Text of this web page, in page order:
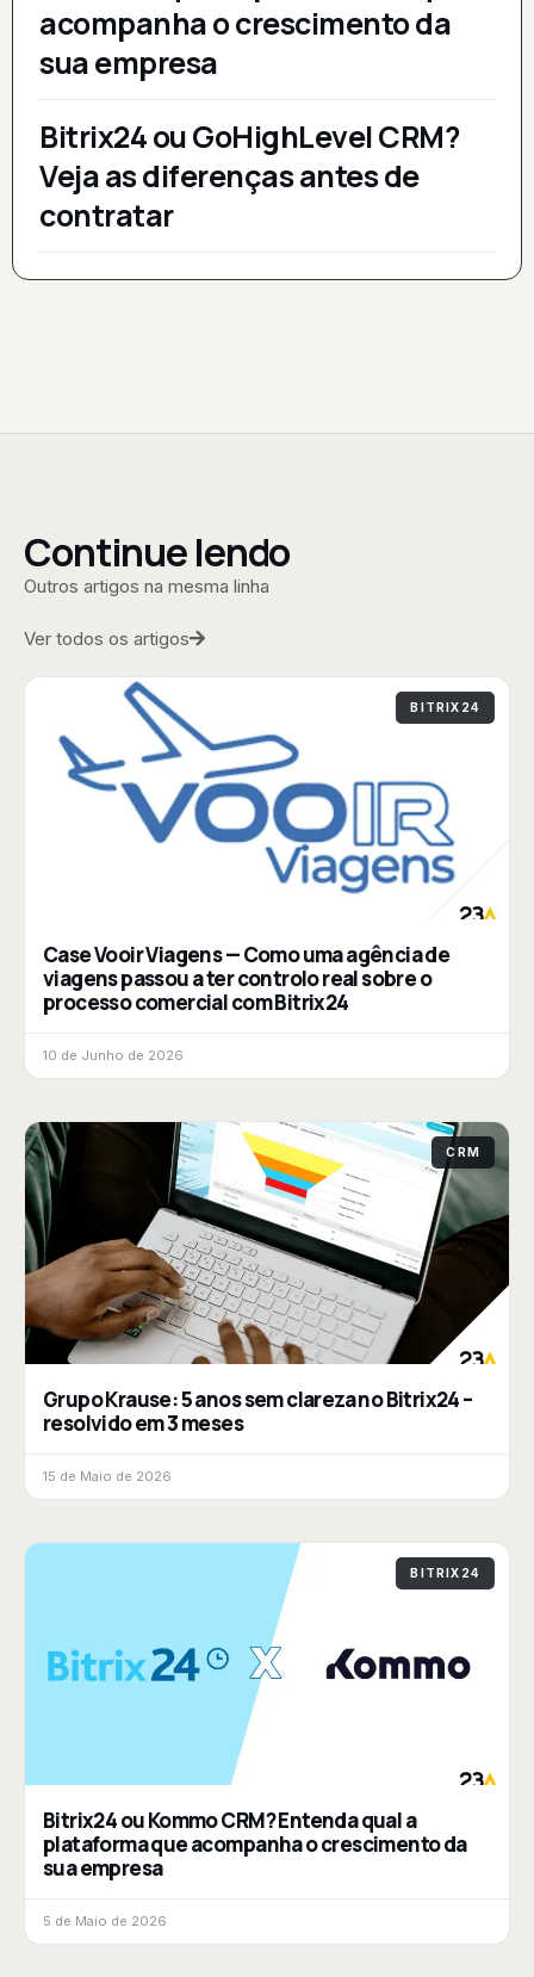
acompanha o crescimento da
sua empresa
Bitrix24 ou GoHighLevel CRM?
Veja as diferenças antes de
contratar
Continue lendo
Outros artigos na mesma linha
Ver todos os artigos
BITRIX24
Case Vooir Viagens — Como uma agência de
viagens passou a ter controlo real sobre o
processo comercial com Bitrix24
10 de Junho de 2026
CRM
Grupo Krause: 5 anos sem clareza no Bitrix24 –
resolvido em 3 meses
15 de Maio de 2026
BITRIX24
Bitrix24 ou Kommo CRM? Entenda qual a
plataforma que acompanha o crescimento da
sua empresa
5 de Maio de 2026